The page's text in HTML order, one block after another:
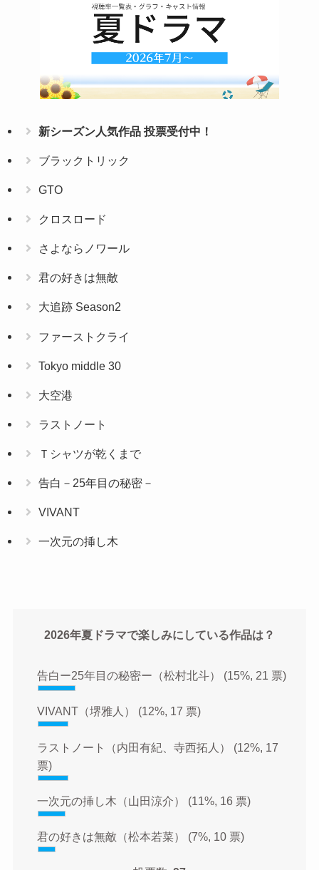
新シーズン人気作品 投票受付中！
ブラックトリック
GTO
クロスロード
さよならノワール
君の好きは無敵
大追跡 Season2
ファーストクライ
Tokyo middle 30
大空港
ラストノート
Ｔシャツが乾くまで
告白－25年目の秘密－
VIVANT
一次元の挿し木
2026年夏ドラマで楽しみにしている作品は？
告白ー25年目の秘密ー（松村北斗） (15%, 21 票)
VIVANT（堺雅人） (12%, 17 票)
ラストノート（内田有紀、寺西拓人） (12%, 17
票)
一次元の挿し木（山田涼介） (11%, 16 票)
君の好きは無敵（松本若菜） (7%, 10 票)